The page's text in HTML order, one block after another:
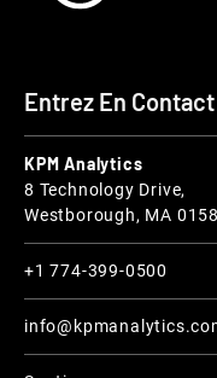
Entrez En Contact
KPM Analytics
8 Technology Drive,
Westborough, MA
+1 774-399-0500